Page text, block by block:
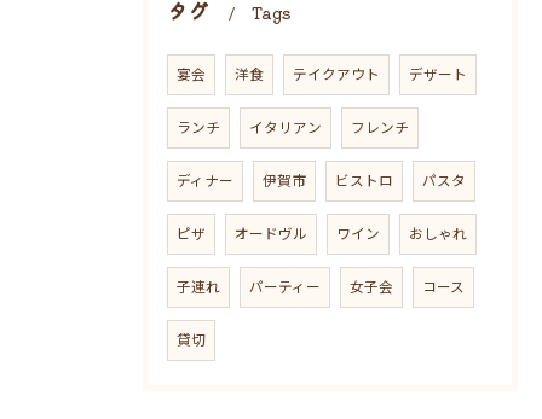
タグ Tags
宴会 洋食 テイクアウト デザート
ランチ イタリアン フレンチ
ディナー 伊賀市 ビストロ パスタ
ピザ オードヴル ワイン おしゃれ
子連れ パーティー 女子会 コース
貸切